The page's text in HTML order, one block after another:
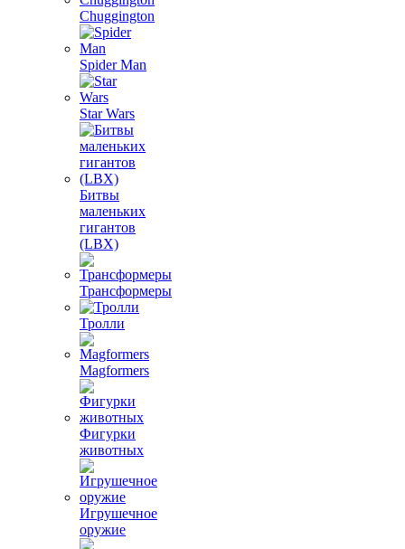
Chuggington
Spider Man
Star Wars
Битвы
маленьких
гигантов
(LBX)
Трансформеры
Тролли
Magformers
Фигурки
животных
Игрушечное
оружие